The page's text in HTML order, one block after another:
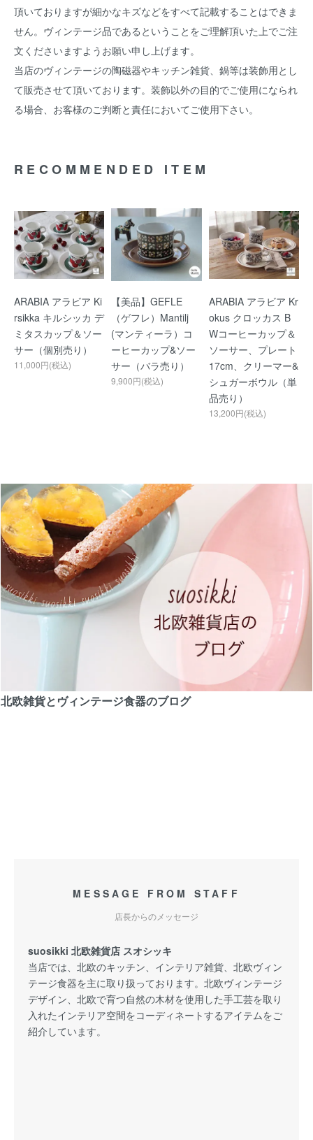
頂いておりますが細かなキズなどをすべて記載することはできま
せん。ヴィンテージ品であるということをご理解頂いた上でご注
文くださいますようお願い申し上げます。
当店のヴィンテージの陶磁器やキッチン雑貨、鍋等は装飾用とし
て販売させて頂いております。装飾以外の目的でご使用になられ
る場合、お客様のご判断と責任においてご使用下さい。
RECOMMENDED ITEM
ARABIA アラビア Ki
rsikka キルシッカ デ
ミタスカップ＆ソー
サー（個別売り）
11,000円(税込)
【美品】GEFLE
（ゲフレ）Mantilj
(マンティーラ）コ
ーヒーカップ&ソー
サー（バラ売り）
9,900円(税込)
ARABIA アラビア Kr
okus クロッカス B
Wコーヒーカップ＆
ソーサー、プレート
17cm、クリーマー&
シュガーボウル（単
品売り）
13,200円(税込)
北欧雑貨とヴィンテージ食器のブログ
MESSAGE FROM STAFF
店長からのメッセージ
suosikki 北欧雑貨店 スオシッキ
当店では、北欧のキッチン、インテリア雑貨、北欧ヴィン
テージ食器を主に取り扱っております。北欧ヴィンテージ
デザイン、北欧で育つ自然の木材を使用した手工芸を取り
入れたインテリア空間をコーディネートするアイテムをご
紹介しています。